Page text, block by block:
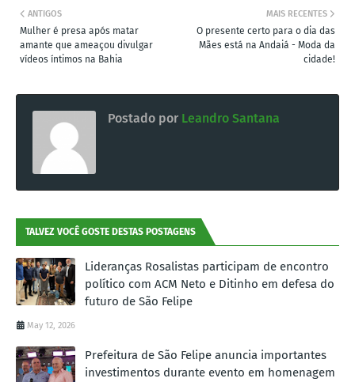
MAIS RECENTES
O presente certo para o dia das
Mães está na Andaiá - Moda da
cidade!
ANTIGOS
Mulher é presa após matar
amante que ameaçou divulgar
vídeos íntimos na Bahia
Postado por Leandro Santana
TALVEZ VOCÊ GOSTE DESTAS POSTAGENS
Lideranças Rosalistas participam de encontro
político com ACM Neto e Ditinho em defesa do
futuro de São Felipe
May 12, 2026
Prefeitura de São Felipe anuncia importantes
investimentos durante evento em homenagem